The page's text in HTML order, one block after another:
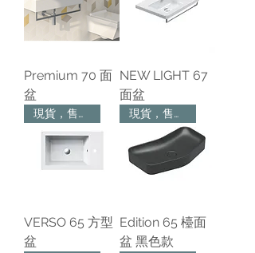
Premium 70 面
盆
NEW LIGHT 67
面盆
現貨，售完為止
VERSO 65 方型
盆
現貨，售完為止
Edition 65 檯面
盆 黑色款